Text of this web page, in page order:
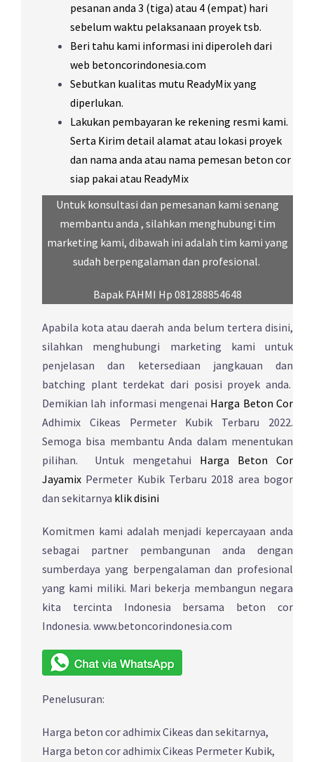
pesanan anda 3 (tiga) atau 4 (empat) hari
sebelum waktu pelaksanaan proyek tsb.
Beri tahu kami informasi ini diperoleh dari
web betoncorindonesia.com
Sebutkan kualitas mutu ReadyMixyang
diperlukan.
Lakukan pembayaran ke rekening resmi kami.
Serta Kirim detail alamat atau lokasi proyek
dan nama anda atau nama pemesan beton cor
siap pakai atau ReadyMix
Untuk konsultasi dan pemesanan kami senang
membantu anda , silahkan menghubungi tim
marketing kami, dibawah ini adalah tim kami yang
sudah berpengalaman dan profesional.
Bapak FAHMI Hp 081288854648
Apabila kota atau daerah anda belum tertera disini,
silahkan menghubungi marketing kami untuk
penjelasan dan ketersediaan jangkauan dan
batching plant terdekat dari posisi proyek anda.
Demikian lah informasi mengenai Harga Beton Cor
Adhimix Cikeas Permeter Kubik Terbaru 2022.
Semoga bisa membantu Anda dalam menentukan
pilihan. Untuk mengetahui Harga Beton Cor
Jayamix Permeter Kubik Terbaru 2018 area bogor
dan sekitarnya klik disini
Komitmen kami adalah menjadi kepercayaan anda
sebagai partner pembangunan anda dengan
sumberdaya yang berpengalaman dan profesional
yang kami miliki. Mari bekerja membangun negara
kita tercinta Indonesia bersama beton cor
Indonesia. www.betoncorindonesia.com
Penelusuran:
Harga beton cor adhimix Cikeas dan sekitarnya,
Harga beton cor adhimix Cikeas Permeter Kubik,